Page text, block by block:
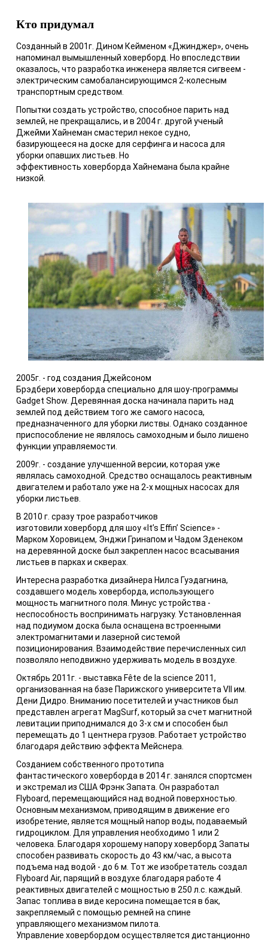
Кто придумал
Созданный в 2001г. Дином Кейменом «Джинджер», очень
напоминал вымышленный ховерборд. Но впоследствии
оказалось, что разработка инженера является сигвеем -
электрическим самобалансирующимся 2-колесным
транспортным средством.
Попытки создать устройство, способное парить над
землей, не прекращались, и в 2004 г. другой ученый
Джейми Хайнеман смастерил некое судно,
базирующееся на доске для серфинга и насоса для
уборки опавших листьев. Но
эффективность ховерборда Хайнемана была крайне
низкой.
2005г. - год создания Джейсоном
Брэдбери ховерборда специально для шоу-программы
Gadget Show. Деревянная доска начинала парить над
землей под действием того же самого насоса,
предназначенного для уборки листвы. Однако созданное
приспособление не являлось самоходным и было лишено
функции управляемости.
2009г. - создание улучшенной версии, которая уже
являлась самоходной. Средство оснащалось реактивным
двигателем и работало уже на 2-х мощных насосах для
уборки листьев.
В 2010 г. сразу трое разработчиков
изготовили ховерборд для шоу «It’s Effin’ Science» -
Марком Хоровицем, Энджи Гринапом и Чадом Зденеком
на деревянной доске был закреплен насос всасывания
листьев в парках и скверах.
Интересна разработка дизайнера Нилса Гуэдагнина,
создавшего модель ховерборда, использующего
мощность магнитного поля. Минус устройства -
неспособность воспринимать нагрузку. Установленная
над подиумом доска была оснащена встроенными
электромагнитами и лазерной системой
позиционирования. Взаимодействие перечисленных сил
позволяло неподвижно удерживать модель в воздухе.
Октябрь 2011г. - выставка Fête de la science 2011,
организованная на базе Парижского университета VII им.
Дени Дидро. Вниманию посетителей и участников был
представлен агрегат MagSurf, который за счет магнитной
левитации приподнимался до 3-х см и способен был
перемещать до 1 центнера грузов. Работает устройство
благодаря действию эффекта Мейснера.
Созданием собственного прототипа
фантастического ховерборда в 2014 г. занялся спортсмен
и экстремал из США Фрэнк Запата. Он разработал
Flyboard, перемещающийся над водной поверхностью.
Основным механизмом, приводящим в движение его
изобретение, является мощный напор воды, подаваемый
гидроциклом. Для управления необходимо 1 или 2
человека. Благодаря хорошему напору ховерборд Запаты
способен развивать скорость до 43 км/час, а высота
подъема над водой - до 6 м. Тот же изобретатель создал
Flyboard Air, парящий в воздухе благодаря работе 4
реактивных двигателей с мощностью в 250 л.с. каждый.
Запас топлива в виде керосина помещается в бак,
закрепляемый с помощью ремней на спине
управляющего механизмом пилота.
Управление ховербордом осуществляется дистанционно